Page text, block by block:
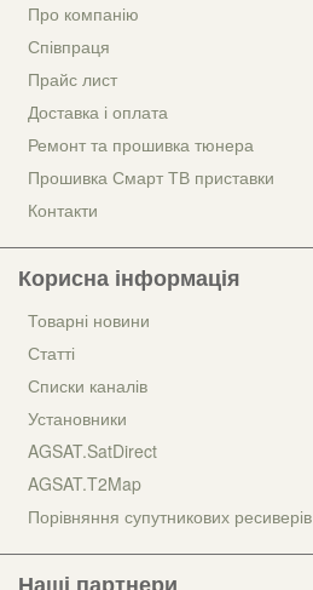
Про компанію
Співпраця
Прайс лист
Доставка і оплата
Ремонт та прошивка тюнера
Прошивка Смарт ТВ приставки
Контакти
Корисна інформація
Товарні новини
Статті
Списки каналів
Установники
AGSAT.SatDirect
AGSAT.T2Map
Порівняння супутникових ресиверів